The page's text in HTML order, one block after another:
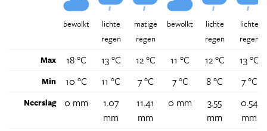
bewolkt
lichte
regen
matige
regen
bewolkt
lichte
regen
lichte
regen
Max
18 °C 13 °C 12 °C 11 °C 12 °C 13 °C
Min 10 °C 11 °C 7 °C 7 °C 8 °C 7 °C
Neerslag 0 mm
1.07
mm
11.41
mm
0 mm
3.55
mm
0.54
mm